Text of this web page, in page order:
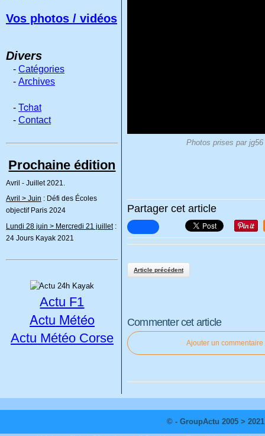
Photos prises par
Partager cet article
Article précédent
Commenter cet article
Ajouter un commentaire
Vos photos / vidéos
Divers
- Catégories
- Archives
- Tchat
- Contact
Prochaine édition
Avril - Juillet 2021.
Avril > Juin : Défi des Écoles
objectif Paris 2024
Lundi 28 juin > Mercredi 21 juillet:
24 Jours Kayak 2021
Actu F1
Actu Météo
Actu Météo Corse
© - GroupActu 2005 >